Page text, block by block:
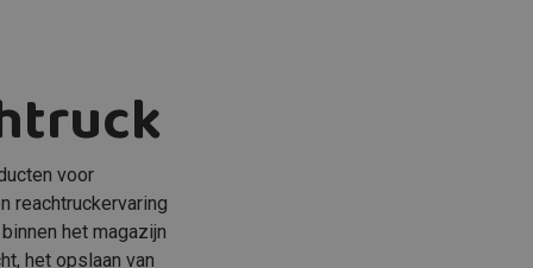
voor
reachtruckervaring
het magazijn
het opslaan van